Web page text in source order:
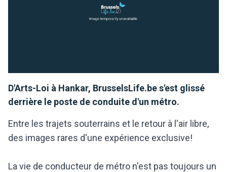
D'Arts-Loi à Hankar, BrusselsLife.be s'est glissé
derrière le poste de conduite d'un métro.
Entre les trajets souterrains et le retour à l'air libre,
des images rares d'une expérience exclusive!
La vie de conducteur de métro n'est pas toujours un